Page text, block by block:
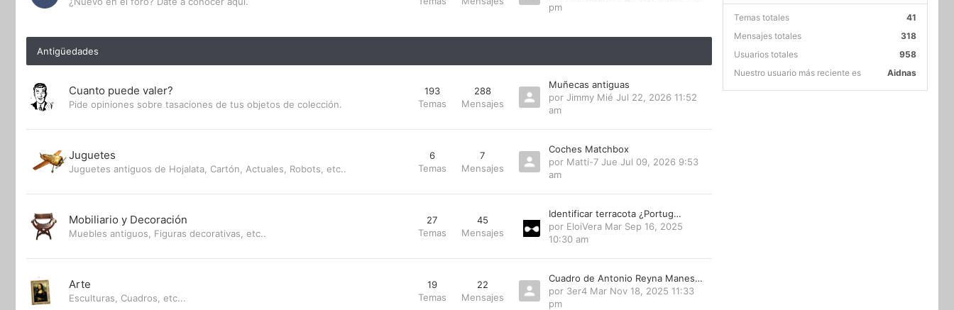
pm
Antigüedades
Cuanto puede valer?
Pide opiniones sobre tasaciones de tus objetos de colección.
193
Temas
288
Mensajes
Muñecas antiguas
por Jimmy Mié Jul 22, 2026 11:52
am
Juguetes
Juguetes antiguos de Hojalata, Cartón, Actuales, Robots, etc..
6
Temas
7
Mensajes
Coches Matchbox
por Matti-7 Jue Jul 09, 2026 9:53
am
Mobiliario y Decoración
Muebles antiguos, Figuras decorativas, etc..
27
Temas
45
Mensajes
Identificar terracota ¿Portug…
por EloiVera Mar Sep 16, 2025
10:30 am
Arte
Esculturas, Cuadros, etc...
19
Temas
22
Mensajes
Cuadro de Antonio Reyna Manes…
por 3er4 Mar Nov 18, 2025 11:33
pm
Temas totales
41
Mensajes totales
318
Usuarios totales
958
Nuestro usuario más reciente es
Aidnas